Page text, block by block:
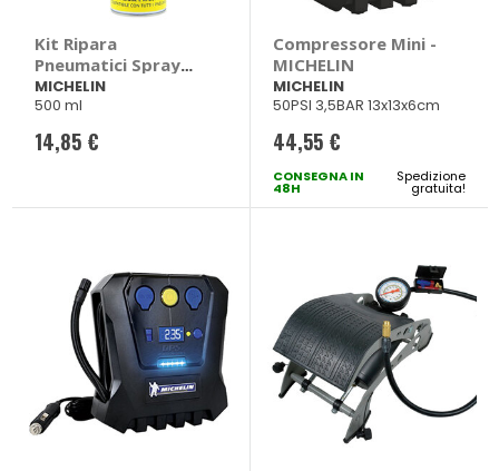
Kit Ripara
Pneumatici Spray
Stop Forature -
MICHELIN
MICHELIN
500 ml
14,85 €
Compressore Mini -
MICHELIN
MICHELIN
50PSI 3,5BAR 13x13x6cm
44,55 €
CONSEGNA IN
48H
Spedizione
gratuita!